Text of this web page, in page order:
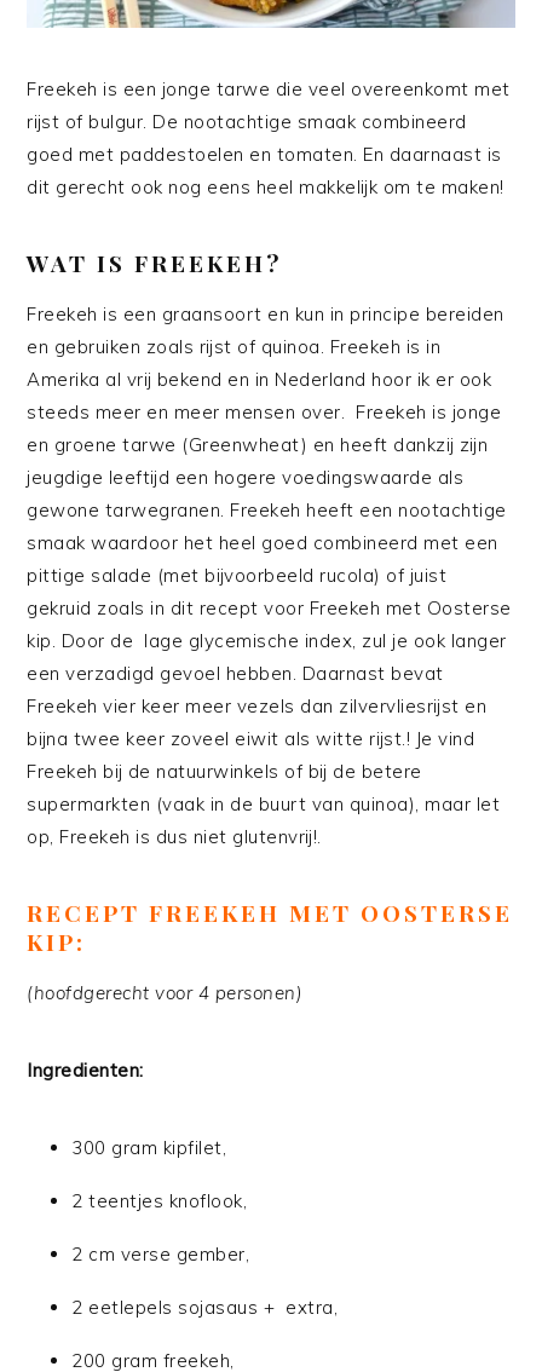
Freekeh is een jonge tarwe die veel overeenkomt met
rijst of bulgur. De nootachtige smaak combineerd
goed met paddestoelen en tomaten. En daarnaast is
dit gerecht ook nog eens heel makkelijk om te maken!
WAT IS FREEKEH?
Freekeh is een graansoort en kun in principe bereiden
en gebruiken zoals rijst of quinoa. Freekeh is in
Amerika al vrij bekend en in Nederland hoor ik er ook
steeds meer en meer mensen over. Freekeh is jonge
en groene tarwe (Greenwheat) en heeft dankzij zijn
jeugdige leeftijd een hogere voedingswaarde als
gewone tarwegranen. Freekeh heeft een nootachtige
smaak waardoor het heel goed combineerd met een
pittige salade (met bijvoorbeeld rucola) of juist
gekruid zoals in dit recept voor Freekeh met Oosterse
kip. Door de lage glycemische index, zul je ook langer
een verzadigd gevoel hebben. Daarnast bevat
Freekeh vier keer meer vezels dan zilvervliesrijst en
bijna twee keer zoveel eiwit als witte rijst.! Je vind
Freekeh bij de natuurwinkels of bij de betere
supermarkten (vaak in de buurt van quinoa), maar let
op, Freekeh is dus niet glutenvrij!.
RECEPT FREEKEH MET OOSTERSE
KIP:
(hoofdgerecht voor 4 personen)
Ingredienten:
300 gram kipfilet,
2 teentjes knoflook,
2 cm verse gember,
2 eetlepels sojasaus + extra,
200 gram freekeh,